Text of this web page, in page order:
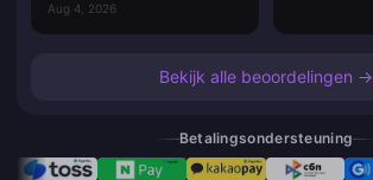
Aug 4, 2026
Bekijk alle beoordelingen →
Betalingsondersteuning